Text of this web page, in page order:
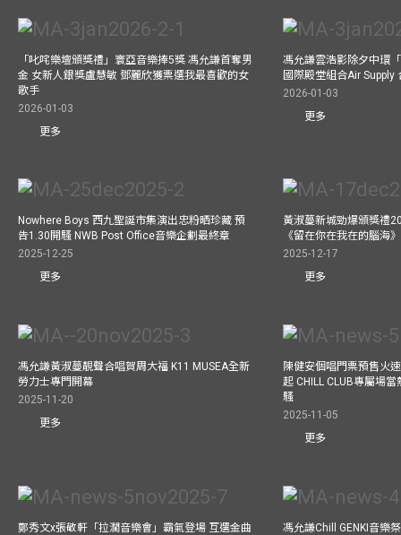
「叱咤樂壇頒獎禮」寰亞音樂捧5獎 馮允謙首奪男
金 女新人銀獎盧慧敏 鄧麗欣獲票選我最喜歡的女
歌手
2026-01-03
更多
馮允謙雲浩影除夕中環
國際殿堂組合Air Supply
2026-01-03
更多
Nowhere Boys 西九聖誕市集演出忠粉晒珍藏 預
告1.30開騷 NWB Post Office音樂企劃最終章
2025-12-25
更多
黃淑蔓新城勁爆頒獎禮
《留在你在我在的腦海
2025-12-17
更多
馮允謙黃淑蔓靚聲合唱賀周大福 K11 MUSEA全新
勞力士專門開幕
2025-11-20
更多
陳健安個唱門票預售火
起 CHILL CLUB專屬場
騷
2025-11-05
更多
鄭秀文x張敬軒「拉濶音樂會」霸氣登場 互選金曲
馮允謙Chill GENKI音樂